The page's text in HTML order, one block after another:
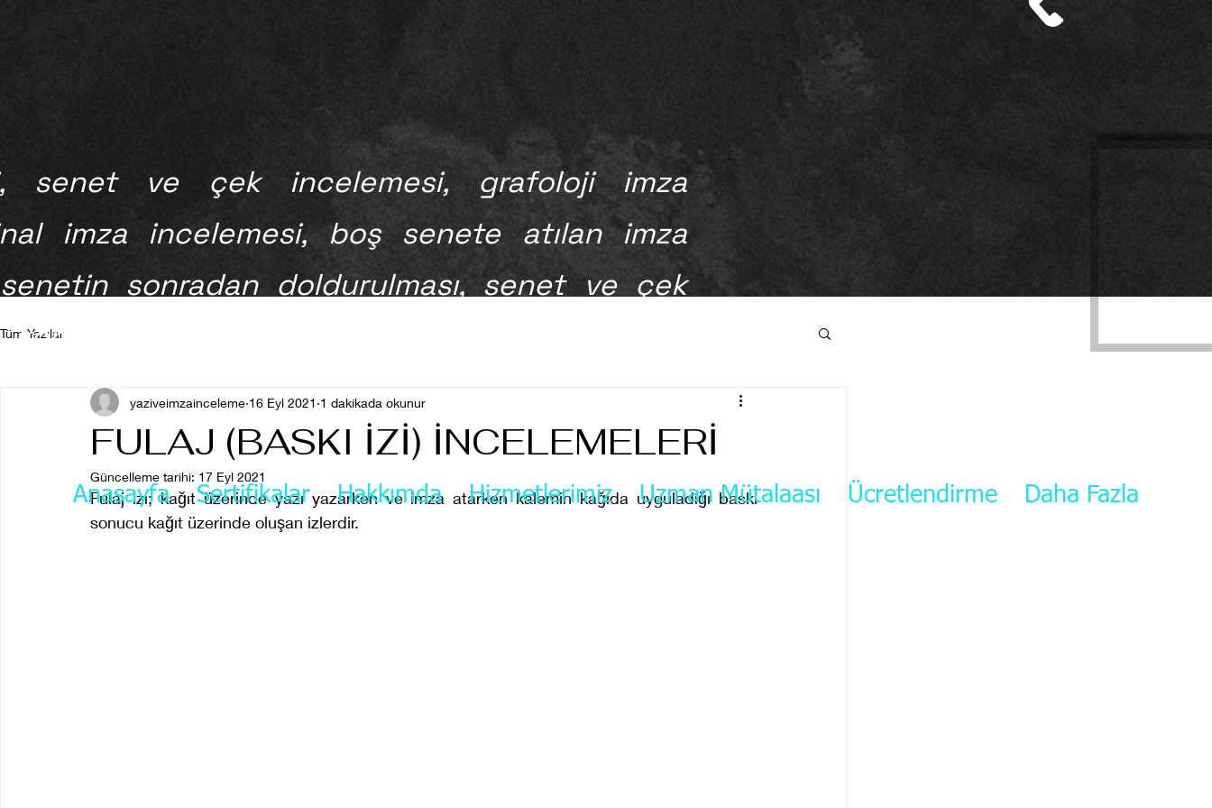
Tüm Yazılar
FULAJ (BASKI İZİ) İNCELEMELERİ
yaziveimzainceleme 16 Eyl 2021 1 dakikada okunur
Güncelleme tarihi: 17 Eyl 2021
Fulaj izi; kağıt üzerinde yazı yazarken ve imza atarken kalemin kağıda uyguladığı baskı
sonucu kağıt üzerinde oluşan izlerdir.
Anasayfa Sertifikalar Hakkımda Hizmetlerimiz Uzman Mütalaası Ücretlendirme Daha Fazla
senet ve çek incelemesi, grafoloji imza
imza incelemesi, boş senete atılan imza
sonradan doldurulması, senet ve çek
Uzman Görüşü ve Uzman Mütalaa